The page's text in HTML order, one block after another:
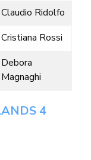
Claudio Ridolfo
Cristiana Rossi
Debora
Magnaghi
4